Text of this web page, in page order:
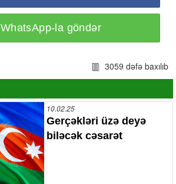
WhatsApp-la göndər
3059 dəfə baxılıb
10.02.25
Gerçəkləri üzə deyə
biləcək cəsarət